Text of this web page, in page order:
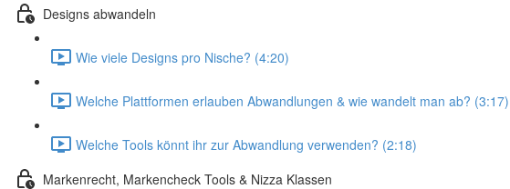
Designs abwandeln
Wie viele Designs pro Nische? (4:20)
Welche Plattformen erlauben Abwandlungen & wie wandelt man ab? (3:17)
Welche Tools könnt ihr zur Abwandlung verwenden? (2:18)
Markenrecht, Markencheck Tools & Nizza Klassen